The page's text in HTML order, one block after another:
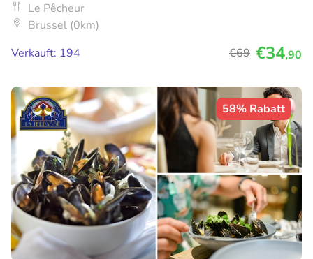
Le Pêcheur
Brussel (0km)
Verkauft: 194
€69 €34,90
58% Rabatt